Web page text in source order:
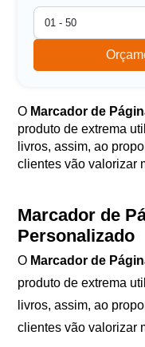
O Marcador de
produto de extrema
livros, assim, ao
clientes vão valorizar
Marcador de
Personalizado
O Marcador de
produto de extrema
livros, assim, ao
clientes vão valorizar